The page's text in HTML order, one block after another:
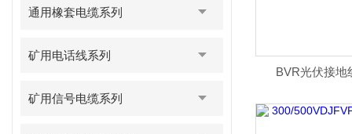
通用橡套电缆系列
矿用电话线系列
矿用信号电缆系列
BVR光伏接地